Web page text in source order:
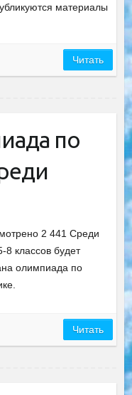
материалы
Читать
по
2 441 Среди
8 классов будет
олимпиада по
Читать